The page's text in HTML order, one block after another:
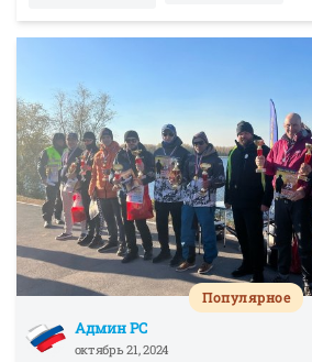
Админ РС
октябрь 21, 2024
Популярное